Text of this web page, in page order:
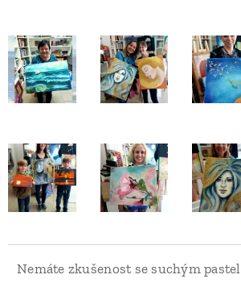
Nemáte zkušenost se suchým